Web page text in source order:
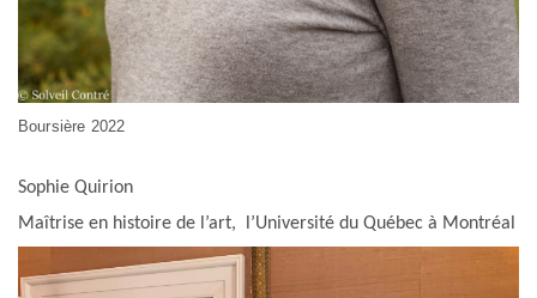
Boursière 2022
Sophie Quirion
Maîtrise en histoire de l’art, l’Université du Québec à Montréal